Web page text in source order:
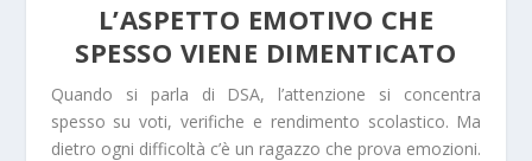
L’ASPETTO EMOTIVO CHE
SPESSO VIENE DIMENTICATO
Quando si parla di DSA, l’attenzione si concentra
spesso su voti, verifiche e rendimento scolastico. Ma
dietro ogni difficoltà c’è un ragazzo che prova emozioni.